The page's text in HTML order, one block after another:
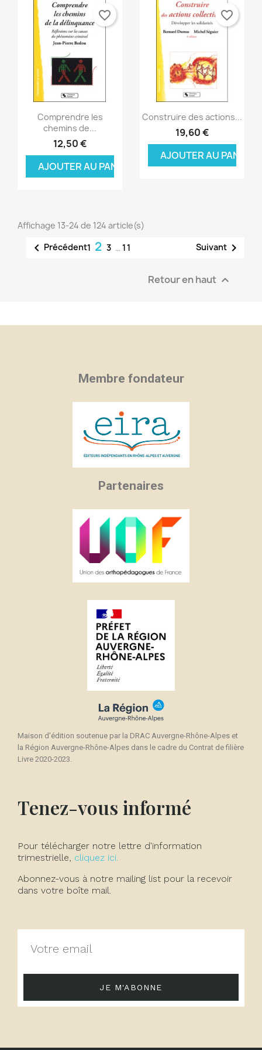
Aperçu rapide
Comprendre les
chemins de...
12,50 €
AJOUTER AU PANIER
favorite_border
Aperçu rapide
Construire des actions...
19,60 €
AJOUTER AU PANIER
favorite_border
Affichage 13-24 de 124 article(s)
 Précédent1 2 3 … 11 Suivant 
Retour en haut 
Membre fondateur
Partenaires
Maison d'édition soutenue par la DRAC Auvergne-Rhône-Alpes et
la Région Auvergne-Rhône-Alpes dans le cadre du Contrat de filière
Livre 2020-2023.
Tenez-vous informé
Pour télécharger notre lettre d'information
trimestrielle, cliquez ici.
Abonnez-vous à notre mailing list pour la recevoir
dans votre boîte mail.
JE M'ABONNE